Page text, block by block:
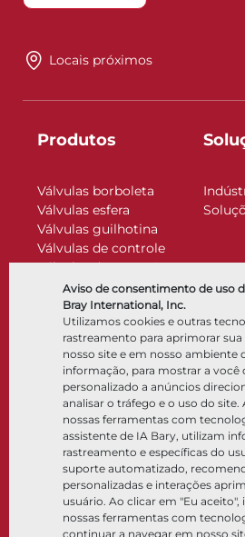
Aviso de consentimento de uso
Bray International, Inc.
Utilizamos cookies e outras
rastreamento para aprimorar sua
nosso site e em nosso ambiente
informação, para mostrar a você
personalizado a anúncios
analisar o tráfego e o uso do site.
nossas ferramentas com
assistente de IA Bary, utilizam
rastreamento e específicas do
suporte automatizado,
personalizadas e interações
usuário. Ao clicar em "Eu
nossas ferramentas com
continuar a navegar em nosso
Locais próximos
Produtos
Válvulas borboleta
Válvulas esfera
Válvulas guilhotina
Válvulas de controle
Válvulas de retenção
Atuadores
Acessórios de controle
Criogênico
Empresa
Sobre
Locais
Parceria
Sustentabilidade
Portal do cliente